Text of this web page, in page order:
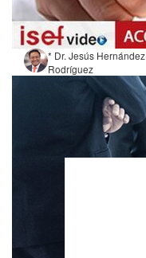
* Dr. Jesús Hernández
Rodríguez